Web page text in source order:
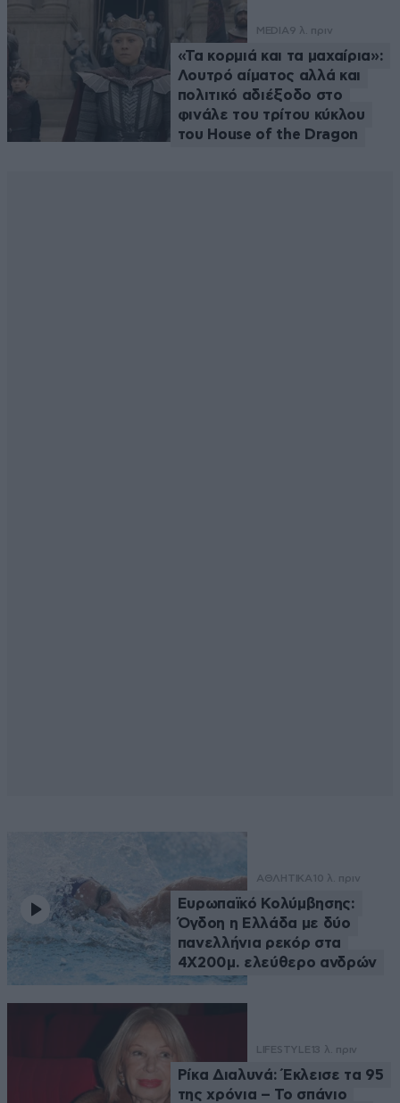
MEDIA9 λ. πριν
«Τα κορμιά και τα μαχαίρια»:
Λουτρό αίματος αλλά και
πολιτικό αδιέξοδο στο
φινάλε του τρίτου κύκλου
του House of the Dragon
ΑΘΛΗΤΙΚΑ 10 λ. πριν
Ευρωπαϊκό Κολύμβησης:
Όγδοη η Ελλάδα με δύο
πανελλήνια ρεκόρ στα
4Χ200μ. ελεύθερο ανδρών
LIFESTYLE 13 λ. πριν
Ρίκα Διαλυνά: Έκλεισε τα 95
της χρόνια – Το σπάνιο